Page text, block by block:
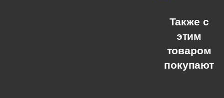
Также с
этим
товаром
покупают